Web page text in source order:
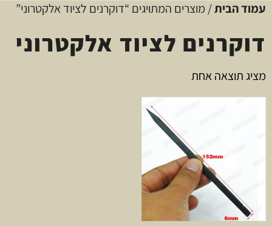
עמוד הבית/ מוצרים המתויגים “דוקרנים לציוד אלקטרוני”
דוקרנים לציוד אלקטרוני
מציג תוצאה אחת